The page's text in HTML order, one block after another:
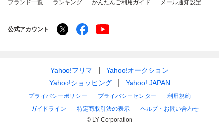
ブランド一覧 ランキング かんたんご利用ガイド メール通知設定
公式アカウント
Yahoo!フリマ
Yahoo!オークション
Yahoo!ショッピング
Yahoo! JAPAN
プライバシーポリシー プライバシーセンター
利用規約
ガイドライン
特定商取引法の表示
ヘルプ・お問い合わせ
© LY Corporation